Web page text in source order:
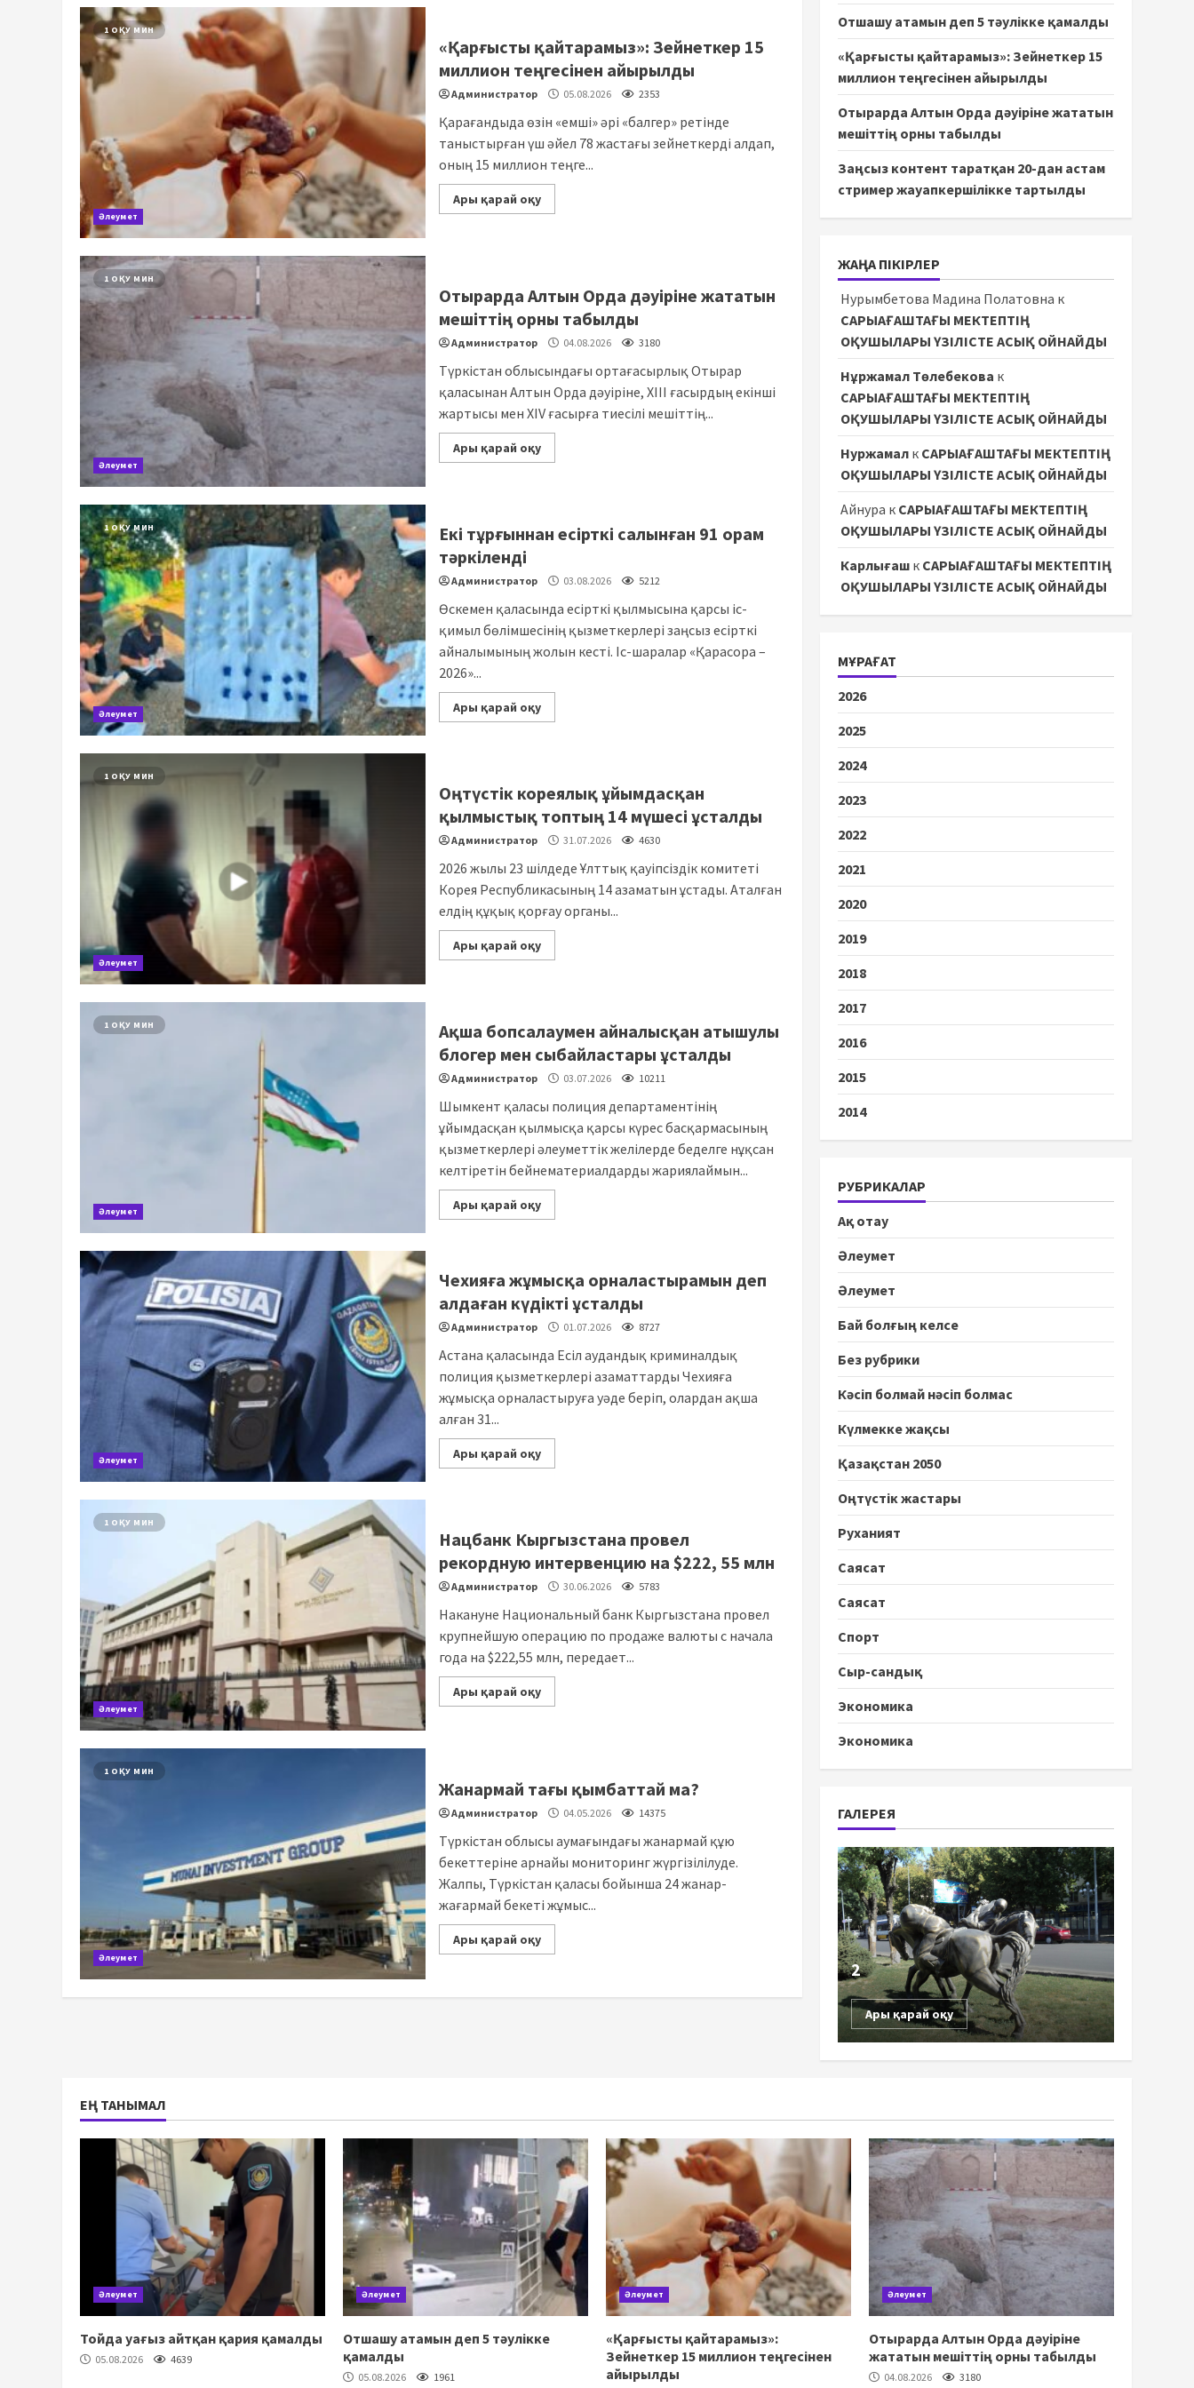
1 ОҚУ МИН
Әлеумет
«Қарғысты қайтарамыз»: Зейнеткер 15
миллион теңгесінен айырылды
Администратор 05.08.2026 2353
Қарағандыда өзін «емші» әрі «балгер» ретінде
таныстырған үш әйел 78 жастағы зейнеткерді алдап,
оның 15 миллион теңге...
Ары қарай оқу
1 ОҚУ МИН
Әлеумет
Отырарда Алтын Орда дәуіріне жататын
мешіттің орны табылды
Администратор 04.08.2026 3180
Түркістан облысындағы ортағасырлық Отырар
қаласынан Алтын Орда дәуіріне, XIII ғасырдың екінші
жартысы мен XIV ғасырға тиесілі мешіттің...
Ары қарай оқу
1 ОҚУ МИН
Әлеумет
Екі тұрғыннан есірткі салынған 91 орам
тәркіленді
Администратор 03.08.2026 5212
Өскемен қаласында есірткі қылмысына қарсы іс-
қимыл бөлімшесінің қызметкерлері заңсыз есірткі
айналымының жолын кесті. Іс-шаралар «Қарасора –
2026»...
Ары қарай оқу
1 ОҚУ МИН
Әлеумет
Оңтүстік кореялық ұйымдасқан
қылмыстық топтың 14 мүшесі ұсталды
Администратор 31.07.2026 4630
2026 жылы 23 шілдеде Ұлттық қауіпсіздік комитеті
Корея Республикасының 14 азаматын ұстады. Аталған
елдің құқық қорғау органы...
Ары қарай оқу
1 ОҚУ МИН
Әлеумет
Ақша бопсалаумен айналысқан атышулы
блогер мен сыбайластары ұсталды
Администратор 03.07.2026 10211
Шымкент қаласы полиция департаментінің
ұйымдасқан қылмысқа қарсы күрес басқармасының
қызметкерлері әлеуметтік желілерде беделге нұқсан
келтіретін бейнематериалдарды жариялаймын...
Ары қарай оқу
Әлеумет
Чехияға жұмысқа орналастырамын деп
алдаған күдікті ұсталды
Администратор 01.07.2026 8727
Астана қаласында Есіл аудандық криминалдық
полиция қызметкерлері азаматтарды Чехияға
жұмысқа орналастыруға уәде беріп, олардан ақша
алған 31...
Ары қарай оқу
1 ОҚУ МИН
Әлеумет
Нацбанк Кыргызстана провел
рекордную интервенцию на $222, 55 млн
Администратор 30.06.2026 5783
Накануне Национальный банк Кыргызстана провел
крупнейшую операцию по продаже валюты с начала
года на $222,55 млн, передает...
Ары қарай оқу
1 ОҚУ МИН
Әлеумет
Жанармай тағы қымбаттай ма?
Администратор 04.05.2026 14375
Түркістан облысы аумағындағы жанармай құю
бекеттеріне арнайы мониторинг жүргізілілуде.
Жалпы, Түркістан қаласы бойынша 24 жанар-
жағармай бекеті жұмыс...
Ары қарай оқу
Отшашу атамын деп 5 тәулікке қамалды
«Қарғысты қайтарамыз»: Зейнеткер 15
миллион теңгесінен айырылды
Отырарда Алтын Орда дәуіріне жататын
мешіттің орны табылды
Заңсыз контент таратқан 20-дан астам
стример жауапкершілікке тартылды
ЖАҢА ПІКІРЛЕР
Нурымбетова Мадина Полатовна к
САРЫАҒАШТАҒЫ МЕКТЕПТІҢ
ОҚУШЫЛАРЫ ҮЗІЛІСТЕ АСЫҚ ОЙНАЙДЫ
Нұржамал Төлебекова к
САРЫАҒАШТАҒЫ МЕКТЕПТІҢ
ОҚУШЫЛАРЫ ҮЗІЛІСТЕ АСЫҚ ОЙНАЙДЫ
Нуржамалк САРЫАҒАШТАҒЫ МЕКТЕПТІҢ
ОҚУШЫЛАРЫ ҮЗІЛІСТЕ АСЫҚ ОЙНАЙДЫ
Айнура к САРЫАҒАШТАҒЫ МЕКТЕПТІҢ
ОҚУШЫЛАРЫ ҮЗІЛІСТЕ АСЫҚ ОЙНАЙДЫ
Карлығашк САРЫАҒАШТАҒЫ МЕКТЕПТІҢ
ОҚУШЫЛАРЫ ҮЗІЛІСТЕ АСЫҚ ОЙНАЙДЫ
МҰРАҒАТ
2026
2025
2024
2023
2022
2021
2020
2019
2018
2017
2016
2015
2014
РУБРИКАЛАР
Ақ отау
Әлеумет
Әлеумет
Бай болғың келсе
Без рубрики
Кәсіп болмай нәсіп болмас
Күлмекке жақсы
Қазақстан 2050
Оңтүстік жастары
Руханият
Саясат
Саясат
Спорт
Сыр-сандық
Экономика
Экономика
ГАЛЕРЕЯ
2
Ары қарай оқу
ЕҢ ТАНЫМАЛ
Әлеумет
Тойда уағыз айтқан қария қамалды
05.08.2026 4639
Әлеумет
Отшашу атамын деп 5 тәулікке
қамалды
05.08.2026 1961
Әлеумет
«Қарғысты қайтарамыз»:
Зейнеткер 15 миллион теңгесінен
айырылды
Әлеумет
Отырарда Алтын Орда дәуіріне
жататын мешіттің орны табылды
04.08.2026 3180